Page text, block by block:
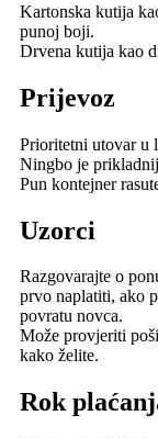
Kartonska kutija
punoj boji.
Drvena kutija kao
Prijevoz
Prioritetni utovar u
Ningbo je
Pun kontejner
Uzorci
Razgovarajte o
prvo naplatiti, ako
povratu novca.
Može provjeriti
kako želite.
Rok